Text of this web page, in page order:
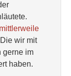
wir mit
gerne im
haben.